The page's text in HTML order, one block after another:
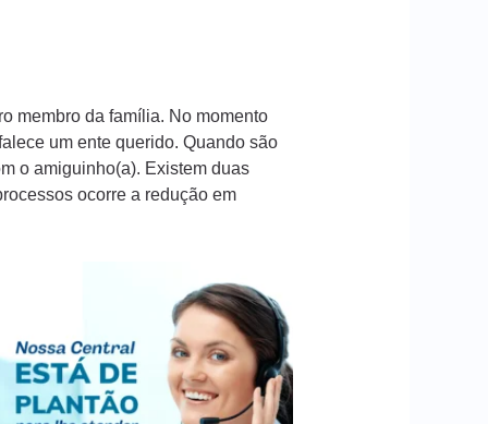
membro da família. No momento
um ente querido. Quando são
o amiguinho(a). Existem duas
ocorre a redução em